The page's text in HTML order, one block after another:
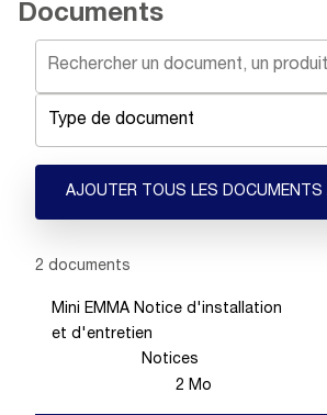
Documents
Type de document
AJOUTER TOUS LES DOCUMENTS
Showing 1 -2
2 documents
Mini EMMA Notice d'installation
et d'entretien
Notices
2 Mo